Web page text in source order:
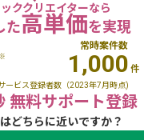
ククリエイターなら
た高単価を実現
常時案件数
1,000 件
ービス登録者数（2023年7月時点)
無料サポート登録
どちらに近いですか？